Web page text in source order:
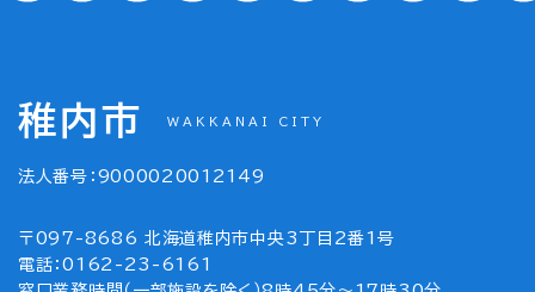
稚内市 WAKKANAI CITY
法人番号：9000020012149
〒097-8686 北海道稚内市中央3丁目2番1号
電話：0162-23-6161